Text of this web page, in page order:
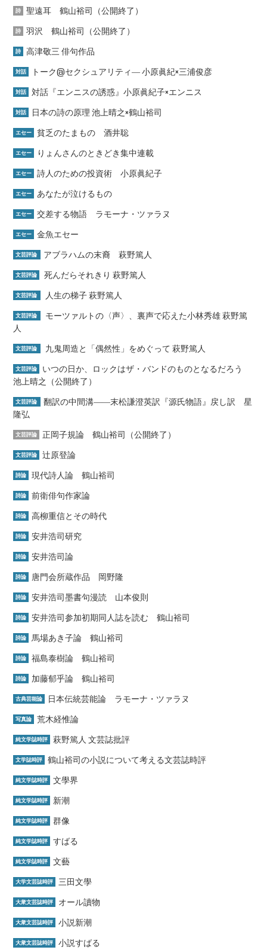
詩 聖遠耳 鶴山裕司（公開終了）
詩 羽沢 鶴山裕司（公開終了）
詩 高津敬三 俳句作品
対話 トーク@セクシュアリティ― 小原眞紀×三浦俊彦
対話 対話『エンニスの誘惑』小原眞紀子×エンニス
対話 日本の詩の原理 池上晴之×鶴山裕司
エセー 貧乏のたまもの 酒井聡
エセー りょんさんのときどき集中連載
エセー 詩人のための投資術 小原眞紀子
エセー あなたが泣けるもの
エセー 交差する物語 ラモーナ・ツァラヌ
エセー 金魚エセー
文芸評論 アブラハムの末裔 萩野篤人
文芸評論 死んだらそれきり 萩野篤人
文芸評論 人生の梯子 萩野篤人
文芸評論
モーツァルトの〈声〉、裏声で応えた小林秀雄 萩野篤
人
文芸評論 九鬼周造と「偶然性」をめぐって 萩野篤人
文芸評論
いつの日か、ロックはザ・バンドのものとなるだろう
池上晴之（公開終了）
文芸評論
翻訳の中間溝――末松謙澄英訳『源氏物語』戻し訳 星
隆弘
文芸評論 正岡子規論 鶴山裕司（公開終了）
文芸評論 辻原登論
詩論 現代詩人論 鶴山裕司
詩論 前衛俳句作家論
詩論 高柳重信とその時代
詩論 安井浩司研究
詩論 安井浩司論
詩論 唐門会所蔵作品 岡野隆
詩論 安井浩司墨書句漫読 山本俊則
詩論 安井浩司参加初期同人誌を読む 鶴山裕司
詩論 馬場あき子論 鶴山裕司
詩論 福島泰樹論 鶴山裕司
詩論 加藤郁乎論 鶴山裕司
古典芸能論 日本伝統芸能論 ラモーナ・ツァラヌ
写真論 荒木経惟論
純文学誌時評 萩野篤人 文芸誌批評
文学誌時評 鶴山裕司の小説について考える文芸誌時評
純文学誌時評 文學界
純文学誌時評 新潮
純文学誌時評 群像
純文学誌時評 すばる
純文学誌時評 文藝
大学文芸誌時評 三田文學
大衆文芸誌時評 オール讀物
大衆文芸誌時評 小説新潮
大衆文芸誌時評 小説すばる